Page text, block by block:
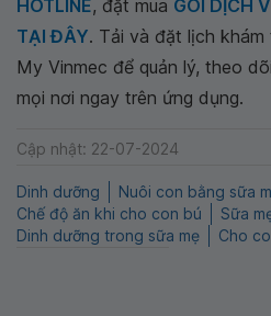
HOTLINE, đặt mua GÓI DỊCH
TẠI ĐÂY. Tải và đặt lịch
My Vinmec để quản lý, theo
mọi nơi ngay trên ứng dụng.
Cập nhật: 22-07-2024
Dinh dưỡng Nuôi con bằng sữa
Chế độ ăn khi cho con bú
Sữa
Dinh dưỡng trong sữa mẹ
Cho